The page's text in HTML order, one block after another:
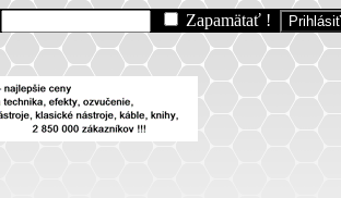
Zapamätať !